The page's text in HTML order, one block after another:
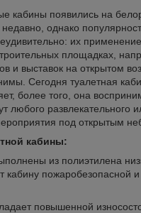
кабины появились на
однако
их
площадках,
и выставок на открытом
Сегодня туалетная
более того, она
любого развлекательного
под открытым
кабины:
из полиэтилена
кабину пожаробезопасной и
повышенной